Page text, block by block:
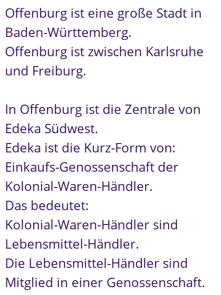
Offenburg ist eine große Stadt in
Baden-Württemberg.
Offenburg ist zwischen Karlsruhe
und Freiburg.
In Offenburg ist die Zentrale von
Edeka Südwest.
Edeka ist die Kurz-Form von:
Einkaufs-Genossenschaft der
Kolonial-Waren-Händler.
Das bedeutet:
Kolonial-Waren-Händler sind
Lebensmittel-Händler.
Die Lebensmittel-Händler sind
Mitglied in einer Genossenschaft.